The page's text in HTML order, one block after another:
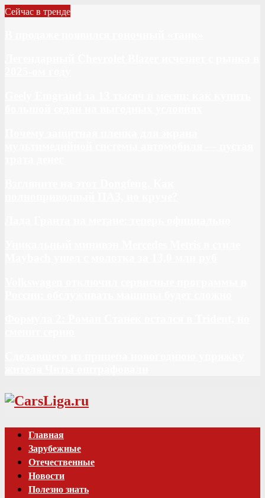
Сейчас в тренде
Vk
Главная
Зарубежные
Отечественные
Новости
Полезно знать